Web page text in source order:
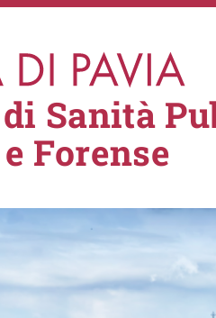
Sanità
Forense